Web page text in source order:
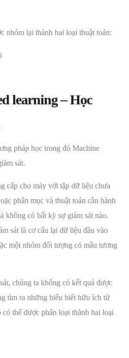
nhóm lại thành hai loại thuật toán:
learning – Học
pháp học trong đó Machine
sát.
cấp cho máy với tập dữ liệu chưa
phân mục và thuật toán cần hành
không có bất kỳ sự giám sát nào.
sát là cơ cấu lại dữ liệu đầu vào
một nhóm đối tượng có mẫu tương
chúng ta không có kết quả được
tìm ra những hiểu biết hữu ích từ
thể được phân loại thành hai loại